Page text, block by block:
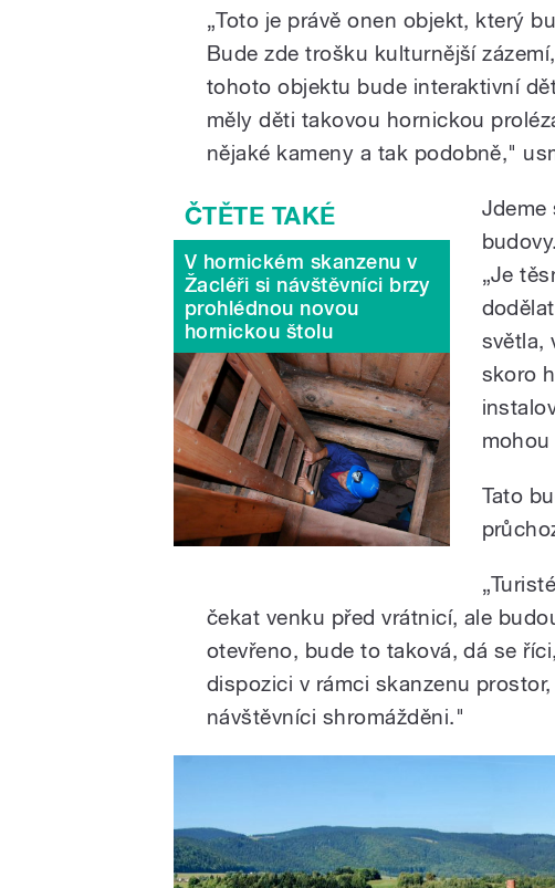
„Toto je právě onen objekt, který
Bude zde trošku kulturnější
tohoto objektu bude interaktivní
měly děti takovou hornickou
nějaké kameny a tak podobně,"
V hornickém skanzenu v
Žacléři si návštěvníci brzy
prohlédnou novou
hornickou štolu
Jdeme
„Je
světla,
skoro
Tato
čekat venku před vrátnicí, ale
otevřeno, bude to taková, dá se
dispozici v rámci skanzenu
návštěvníci shromážděni."